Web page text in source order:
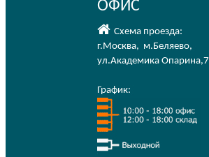
ОФИС
Схема проезда:
г.Москва, м.Беляево,
ул.Академика Опарина,7
График: